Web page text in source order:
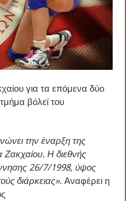
για τα επόμενα δύο
βόλεϊ του
την έναρξη της
Ζακχαίου. Η διεθνής
26/7/1998, ύψος
διάρκειας».Αναφέρει η